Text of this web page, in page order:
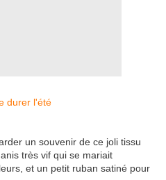
un souvenir de ce joli tissu
très vif qui se mariait
et un petit ruban satiné pour